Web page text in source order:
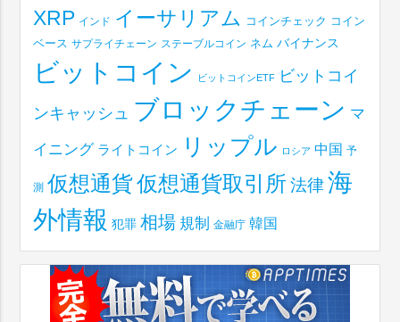
XRP インド イーサリアム コインチェック コイン
ベース サプライチェーン ステーブルコイン ネム バイナンス
ビットコイン ビットコインETF ビットコイ
ンキャッシュ ブロックチェーン マ
イニング ライトコイン リップル ロシア 中国 予
測 仮想通貨仮想通貨取引所 法律 海
外情報 犯罪 相場 規制 金融庁 韓国